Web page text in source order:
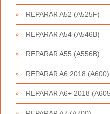
REPARAR A52 (A525F)
REPARAR A54 (A546B)
REPARAR A55 (A556B)
REPARAR A6 2018 (A600)
REPARAR A6+ 2018